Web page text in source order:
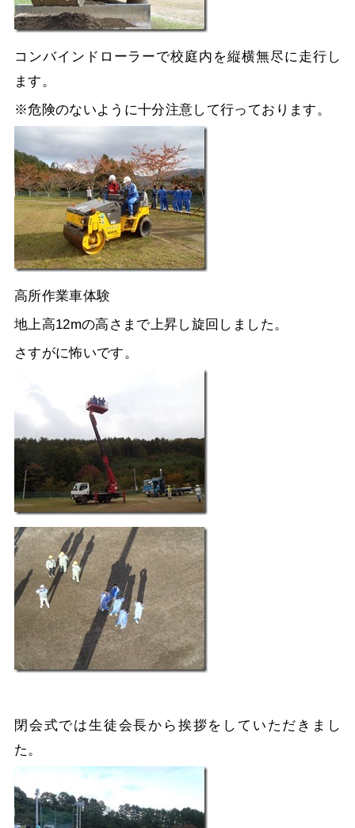
コンバインドローラーで校庭内を縦横無尽に走行し
ます。
※危険のないように十分注意して行っております。
高所作業車体験
地上高12mの高さまで上昇し旋回しました。
さすがに怖いです。
閉会式では生徒会長から挨拶をしていただきまし
た。